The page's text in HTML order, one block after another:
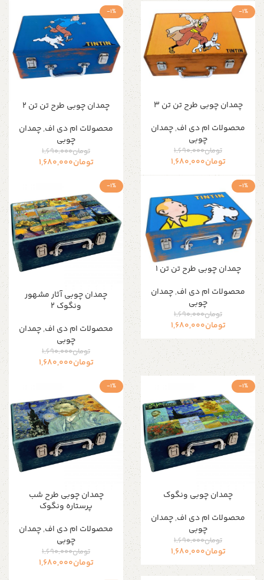
-1%
چمدان چوبی طرح تن تن ۳
محصولات ام دی اف,چمدان
چوبی
تومان1,690,000
تومان1,680,000
-1%
چمدان چوبی طرح تن تن ۲
محصولات ام دی اف,چمدان
چوبی
تومان1,690,000
تومان1,680,000
-1%
چمدان چوبی طرح تن تن ۱
محصولات ام دی اف,چمدان
چوبی
تومان1,690,000
تومان1,680,000
-1%
چمدان چوبی آثار مشهور
ونگوک ۲
محصولات ام دی اف,چمدان
چوبی
تومان1,690,000
تومان1,680,000
-1%
چمدان چوبی ونگوک
محصولات ام دی اف,چمدان
چوبی
تومان1,690,000
تومان1,680,000
-1%
چمدان چوبی طرح شب
پرستاره ونگوک
محصولات ام دی اف,چمدان
چوبی
تومان1,690,000
تومان1,680,000